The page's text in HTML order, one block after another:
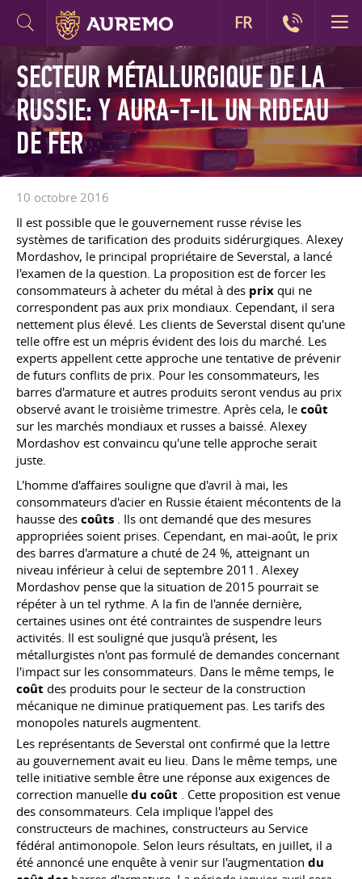
SECTEUR MÉTALLURGIQUE DE LA
RUSSIE: Y AURA-T-IL UN RIDEAU
DE FER
10 octobre 2016
Il est possible que le gouvernement russe révise les
systèmes de tarification des produits sidérurgiques. Alexey
Mordashov, le principal propriétaire de Severstal, a lancé
l'examen de la question. La proposition est de forcer les
consommateurs à acheter du métal à des prix qui ne
correspondent pas aux prix mondiaux. Cependant, il sera
nettement plus élevé. Les clients de Severstal disent qu'une
telle offre est un mépris évident des lois du marché. Les
experts appellent cette approche une tentative de prévenir
de futurs conflits de prix. Pour les consommateurs, les
barres d'armature et autres produits seront vendus au prix
observé avant le troisième trimestre. Après cela, le coût
sur les marchés mondiaux et russes a baissé. Alexey
Mordashov est convaincu qu'une telle approche serait
juste.
L'homme d'affaires souligne que d'avril à mai, les
consommateurs d'acier en Russie étaient mécontents de la
hausse des coûts . Ils ont demandé que des mesures
appropriées soient prises. Cependant, en mai-août, le prix
des barres d'armature a chuté de 24 %, atteignant un
niveau inférieur à celui de septembre 2011. Alexey
Mordashov pense que la situation de 2015 pourrait se
répéter à un tel rythme. A la fin de l'année dernière,
certaines usines ont été contraintes de suspendre leurs
activités. Il est souligné que jusqu'à présent, les
métallurgistes n'ont pas formulé de demandes concernant
l'impact sur les consommateurs. Dans le même temps, le
coût des produits pour le secteur de la construction
mécanique ne diminue pratiquement pas. Les tarifs des
monopoles naturels augmentent.
Les représentants de Severstal ont confirmé que la lettre
au gouvernement avait eu lieu. Dans le même temps, une
telle initiative semble être une réponse aux exigences de
correction manuelle du coût . Cette proposition est venue
des consommateurs. Cela implique l'appel des
constructeurs de machines, constructeurs au Service
fédéral antimonopole. Selon leurs résultats, en juillet, il a
été annoncé une enquête à venir sur l'augmentation du
FR